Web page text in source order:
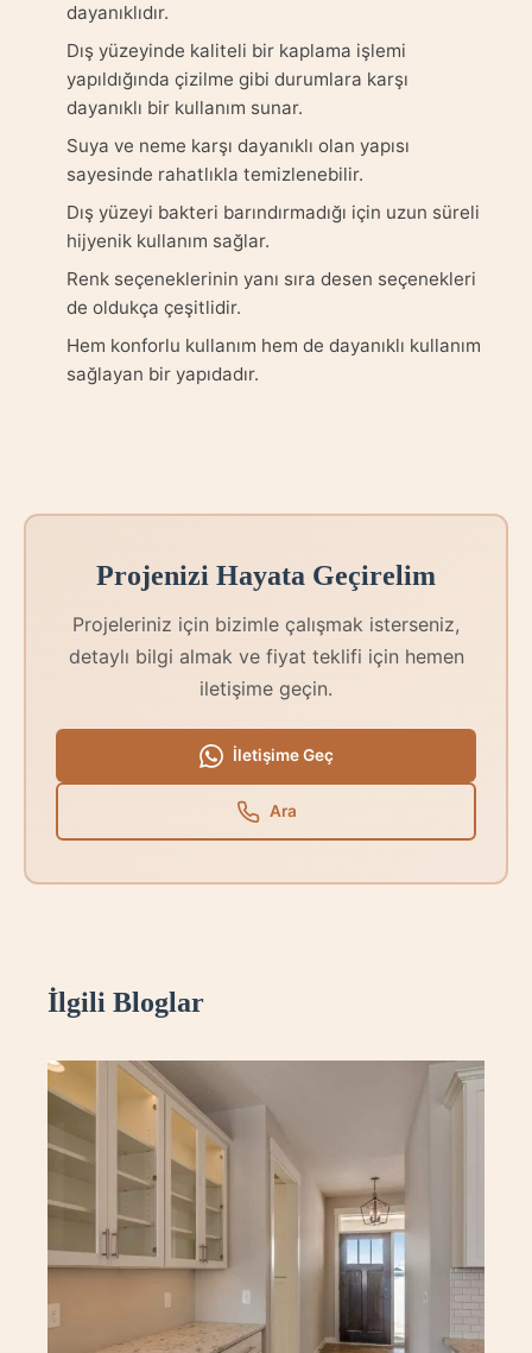
dayanıklıdır.
Dış yüzeyinde kaliteli bir kaplama işlemi
yapıldığında çizilme gibi durumlara karşı
dayanıklı bir kullanım sunar.
Suya ve neme karşı dayanıklı olan yapısı
sayesinde rahatlıkla temizlenebilir.
Dış yüzeyi bakteri barındırmadığı için uzun süreli
hijyenik kullanım sağlar.
Renk seçeneklerinin yanı sıra desen seçenekleri
de oldukça çeşitlidir.
Hem konforlu kullanım hem de dayanıklı kullanım
sağlayan bir yapıdadır.
Projenizi Hayata Geçirelim
Projeleriniz için bizimle çalışmak isterseniz,
detaylı bilgi almak ve fiyat teklifi için hemen
iletişime geçin.
İletişime Geç
Ara
İlgili Bloglar